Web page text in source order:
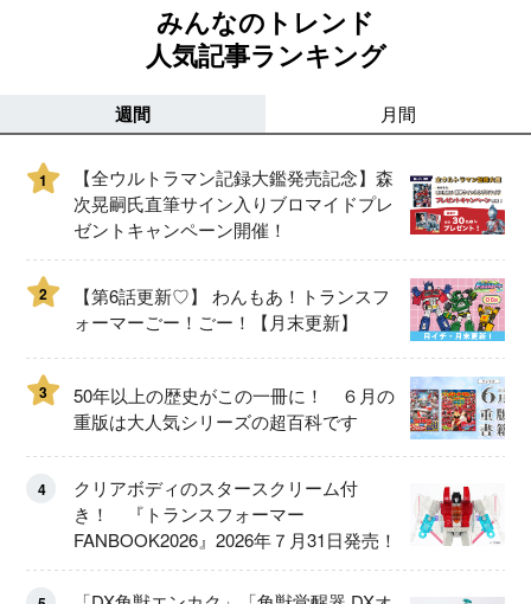
みんなのトレンド
人気記事ランキング
週間 月間
1
【全ウルトラマン記録大鑑発売記念】森
次晃嗣氏直筆サイン入りブロマイドプレ
ゼントキャンペーン開催！
2
【第6話更新♡】 わんもあ！トランスフ
ォーマーごー！ごー！【月末更新】
3
50年以上の歴史がこの一冊に！ ６月の
重版は大人気シリーズの超百科です
4
クリアボディのスタースクリーム付
き！ 『トランスフォーマー
FANBOOK2026』2026年７月31日発売！